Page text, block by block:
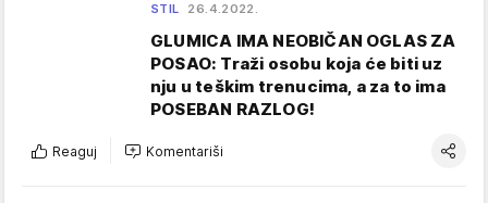
STIL 26.4.2022.
GLUMICA IMA NEOBIČAN OGLAS ZA
POSAO: Traži osobu koja će biti uz
nju u teškim trenucima, a za to ima
POSEBAN RAZLOG!
Reaguj Komentariši